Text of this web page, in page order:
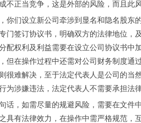
不正当竞争，这是外部的风险，而且此
你们设立新公司牵涉到显名和隐名股东
门签订协议书，明确双方的法律地位，
配权利及利益需要在设立公司协议书
但在操作过程中还需对公司财务制度通
很难解决，至于法定代表人是公司的
为涉嫌违法，法定代表人不需要承担法律
话，如需尽量的规避风险，需要在文件
具有法律效力，在操作中需严格规范，